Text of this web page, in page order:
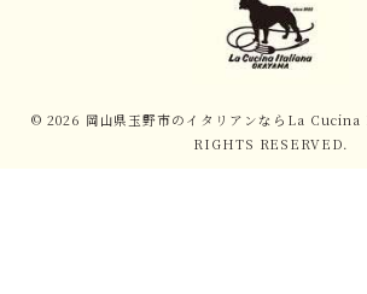
© 2026 岡山県玉野市のイタリアンならLa
RIGHTS RESERVED.